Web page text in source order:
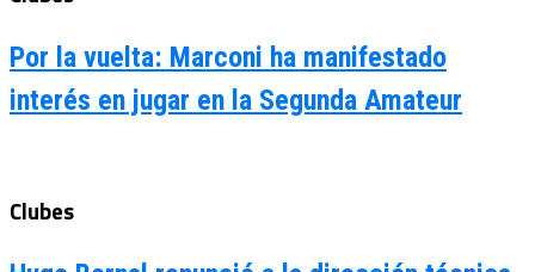
Por la vuelta: Marconi ha manifestado
interés en jugar en la Segunda Amateur
Clubes